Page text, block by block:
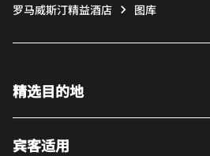
罗马威斯汀精益酒店 图库
精选目的地
宾客适用